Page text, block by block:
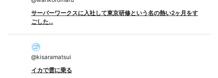
サーバーワークスに入社して東京研修という名の熱い2ヶ月をす
ごした...
@kisaramatsui
イカで雲に乗る